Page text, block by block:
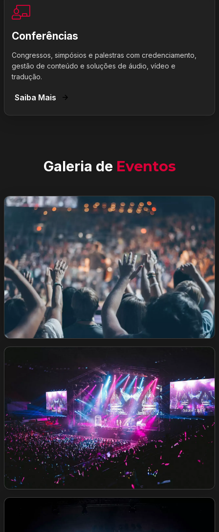
Conferências
Congressos, simpósios e palestras com credenciamento,
gestão de conteúdo e soluções de áudio, vídeo e
tradução.
Saiba Mais
Galeria de Eventos